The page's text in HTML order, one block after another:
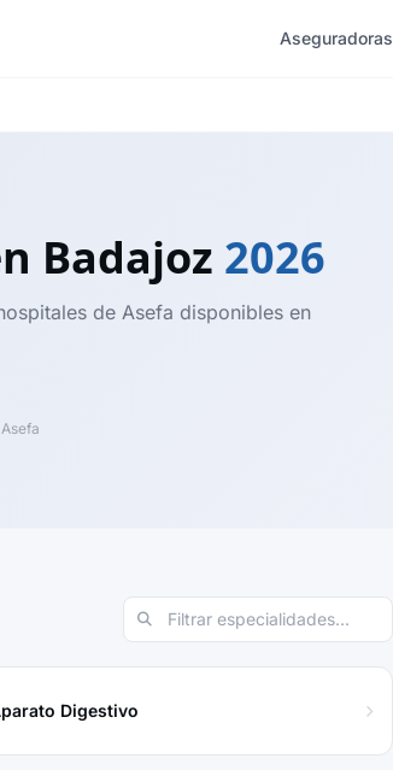
Aseguradoras
Badajoz 2026
de Asefa disponibles en
Digestivo